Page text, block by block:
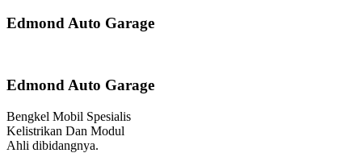
Edmond Auto Garage
Edmond Auto Garage
Bengkel Mobil Spesialis
Kelistrikan Dan Modul
Ahli dibidangnya.